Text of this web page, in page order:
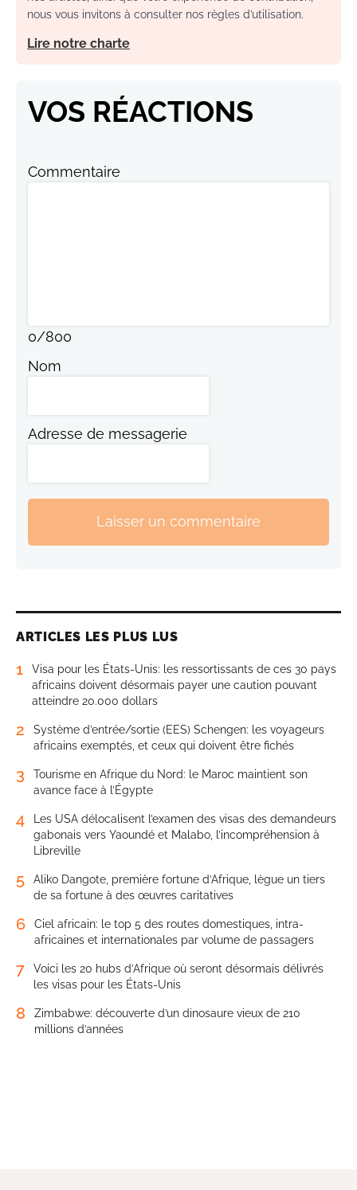
nous vous invitons à consulter nos règles d’utilisation.
Lire notre charte
VOS RÉACTIONS
Commentaire
0/800
Nom
Adresse de messagerie
Laisser un commentaire
ARTICLES LES PLUS LUS
1
Visa pour les États-Unis: les ressortissants de ces 30 pays
africains doivent désormais payer une caution pouvant
atteindre 20.000 dollars
2
Système d’entrée/sortie (EES) Schengen: les voyageurs
africains exemptés, et ceux qui doivent être fichés
3
Tourisme en Afrique du Nord: le Maroc maintient son
avance face à l’Égypte
4
Les USA délocalisent l’examen des visas des demandeurs
gabonais vers Yaoundé et Malabo, l’incompréhension à
Libreville
5
Aliko Dangote, première fortune d’Afrique, lègue un tiers
de sa fortune à des œuvres caritatives
6
Ciel africain: le top 5 des routes domestiques, intra-
africaines et internationales par volume de passagers
7
Voici les 20 hubs d’Afrique où seront désormais délivrés
les visas pour les États-Unis
8
Zimbabwe: découverte d’un dinosaure vieux de 210
millions d’années